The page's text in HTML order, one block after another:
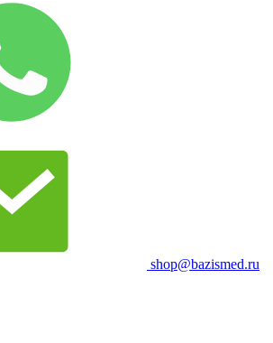
shop@bazismed.ru